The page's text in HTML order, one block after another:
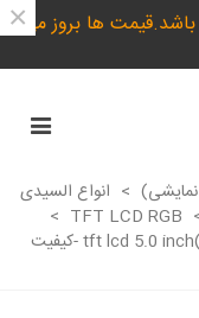
ها بروز می×
> انواع السیدی
>
السیدی 5 اینچ با تاچ مقاومتی tft lcd 5.0 inch(new) 800*480 -کیفیت